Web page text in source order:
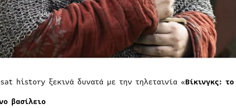
history ξεκινά δυνατά με την τηλεταινία «Βίκινγκς:
βασίλειο